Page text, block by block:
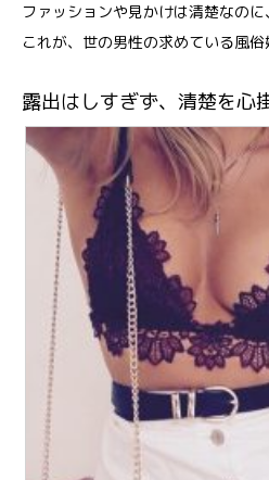
ファッションや見かけは清楚なの
これが、世の男性の求めている風俗
露出はしすぎず、清楚を心